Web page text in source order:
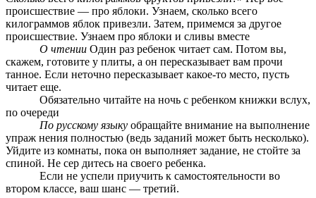
происшествие — про яблоки. Узнаем, сколько всего
килограммов яблок привезли. Затем, примемся за другое
происшествие. Узнаем про яблоки и сливы вместе
О чтении Один раз ребенок читает сам. Потом вы,
скажем, готовите у плиты, а он пересказывает вам прочи
танное. Если неточно пересказывает какое-то место, пусть
читает еще.
Обязательно читайте на ночь с ребенком книжки вслух,
по очереди
По русскому языку обращайте внимание на выполнение
упраж нения полностью (ведь заданий может быть несколько).
Уйдите из комнаты, пока он выполняет задание, не стойте за
спиной. Не сер дитесь на своего ребенка.
Если не успели приучить к самостоятельности во
втором классе, ваш шанс — третий.